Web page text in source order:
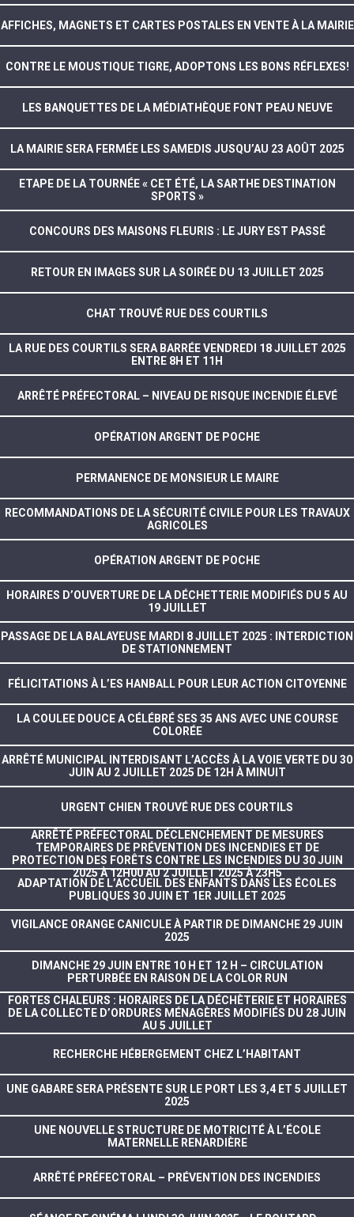
AFFICHES, MAGNETS ET CARTES POSTALES EN VENTE À LA MAIRIE
CONTRE LE MOUSTIQUE TIGRE, ADOPTONS LES BONS RÉFLEXES!
LES BANQUETTES DE LA MÉDIATHÈQUE FONT PEAU NEUVE
LA MAIRIE SERA FERMÉE LES SAMEDIS JUSQU’AU 23 AOÛT 2025
ETAPE DE LA TOURNÉE « CET ÉTÉ, LA SARTHE DESTINATION
SPORTS »
CONCOURS DES MAISONS FLEURIS : LE JURY EST PASSÉ
RETOUR EN IMAGES SUR LA SOIRÉE DU 13 JUILLET 2025
CHAT TROUVÉ RUE DES COURTILS
LA RUE DES COURTILS SERA BARRÉE VENDREDI 18 JUILLET 2025
ENTRE 8H ET 11H
ARRÊTÉ PRÉFECTORAL – NIVEAU DE RISQUE INCENDIE ÉLEVÉ
OPÉRATION ARGENT DE POCHE
PERMANENCE DE MONSIEUR LE MAIRE
RECOMMANDATIONS DE LA SÉCURITÉ CIVILE POUR LES TRAVAUX
AGRICOLES
OPÉRATION ARGENT DE POCHE
HORAIRES D’OUVERTURE DE LA DÉCHETTERIE MODIFIÉS DU 5 AU
19 JUILLET
PASSAGE DE LA BALAYEUSE MARDI 8 JUILLET 2025 : INTERDICTION
DE STATIONNEMENT
FÉLICITATIONS À L’ES HANBALL POUR LEUR ACTION CITOYENNE
LA COULEE DOUCE A CÉLÉBRÉ SES 35 ANS AVEC UNE COURSE
COLORÉE
ARRÊTÉ MUNICIPAL INTERDISANT L’ACCÈS À LA VOIE VERTE DU 30
JUIN AU 2 JUILLET 2025 DE 12H À MINUIT
URGENT CHIEN TROUVÉ RUE DES COURTILS
ARRÊTÉ PRÉFECTORAL DÉCLENCHEMENT DE MESURES
TEMPORAIRES DE PRÉVENTION DES INCENDIES ET DE
PROTECTION DES FORÊTS CONTRE LES INCENDIES DU 30 JUIN
2025 À 12H00 AU 2 JUILLET 2025 À 23H5
ADAPTATION DE L’ACCUEIL DES ENFANTS DANS LES ÉCOLES
PUBLIQUES 30 JUIN ET 1ER JUILLET 2025
VIGILANCE ORANGE CANICULE À PARTIR DE DIMANCHE 29 JUIN
2025
DIMANCHE 29 JUIN ENTRE 10 H ET 12 H – CIRCULATION
PERTURBÉE EN RAISON DE LA COLOR RUN
FORTES CHALEURS : HORAIRES DE LA DÉCHÈTERIE ET HORAIRES
DE LA COLLECTE D’ORDURES MÉNAGÈRES MODIFIÉS DU 28 JUIN
AU 5 JUILLET
RECHERCHE HÉBERGEMENT CHEZ L’HABITANT
UNE GABARE SERA PRÉSENTE SUR LE PORT LES 3,4 ET 5 JUILLET
2025
UNE NOUVELLE STRUCTURE DE MOTRICITÉ À L’ÉCOLE
MATERNELLE RENARDIÈRE
ARRÊTÉ PRÉFECTORAL – PRÉVENTION DES INCENDIES